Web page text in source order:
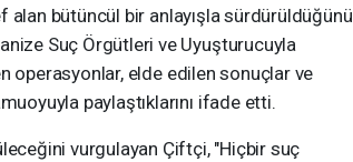
alan bütüncül bir anlayışla sürdürüldüğünü
Suç Örgütleri ve Uyuşturucuyla
operasyonlar, elde edilen sonuçlar ve
paylaştıklarını ifade etti.
vurgulayan Çiftçi, "Hiçbir suç